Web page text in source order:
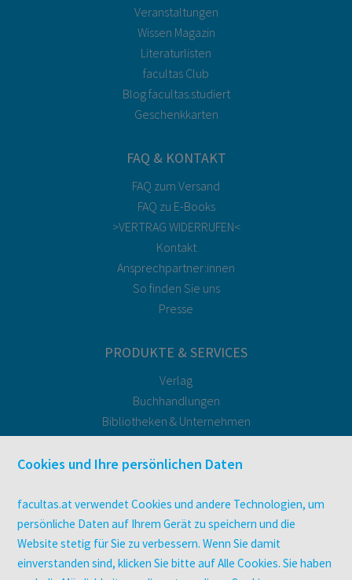
Veranstaltungen
Wissen Magazin
Literaturlisten
facultas Club
Blog facultas.studiert
Geschenkkarten
FAQ & KONTAKT
FAQ zum Versand
FAQ zu E-Books
>VERTRAG WIDERRUFEN<
Kontakt
Ansprechpartner:innen
So finden Sie uns
Presse
PRODUKTE & SERVICES
Verlag
Buchhandlungen
Bibliotheken & Unternehmen
facultas Bindeservice
Druckerei facultas druckt.
Zeitschriften
Digitale Angebote
UNTERNEHMEN
Cookies und Ihre persönlichen Daten
facultas.at verwendet Cookies und andere Technologien, um
persönliche Daten auf Ihrem Gerät zu speichern und die
Website stetig für Sie zu verbessern. Wenn Sie damit
einverstanden sind, klicken Sie bitte auf Alle Cookies. Sie haben